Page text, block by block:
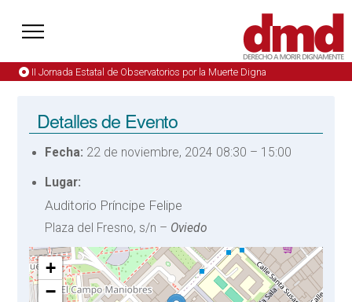
II Jornada Estatal de Observatorios por la Muerte Digna
Detalles de Evento
Fecha: 22 de noviembre, 2024 08:30 – 15:00
Lugar:
Auditorio Príncipe Felipe
Plaza del Fresno, s/n – Oviedo
+
−